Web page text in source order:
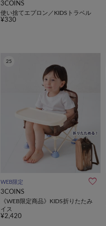
3COINS
使い捨てエプロン／KIDSトラベル
¥330
25
WEB限定
3COINS
《WEB限定商品》KIDS折りたたみ
イス
¥2,420